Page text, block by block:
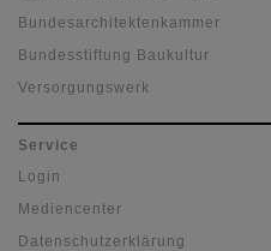
Bundesarchitektenkammer
Bundesstiftung Baukultur
Versorgungswerk
Service
Login
Mediencenter
Datenschutzerklärung